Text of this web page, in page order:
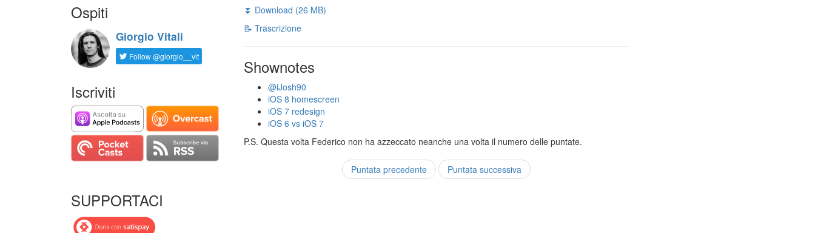
Ospiti
Giorgio Vitali
Follow @giorgio__vit
Iscriviti
SUPPORTACI
⏬ Download (26 MB)
📝 Trascrizione
Shownotes
@iJosh90
iOS 8 homescreen
iOS 7 redesign
iOS 6 vs iOS 7
P.S. Questa volta Federico non ha azzeccato neanche una volta il numero delle puntate.
Puntata precedente Puntata successiva